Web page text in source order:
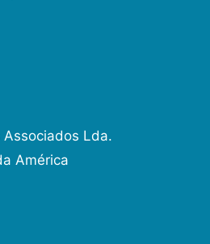
Associados Lda.
América